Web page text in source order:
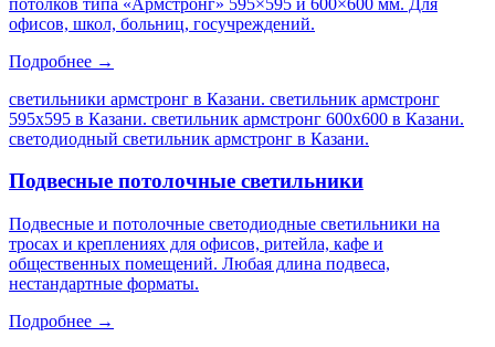
офисов, школ, больниц, госучреждений.
Подробнее →
светильники армстронг в Казани. светильник армстронг
595х595 в Казани. светильник армстронг 600х600 в Казани.
светодиодный светильник армстронг в Казани.
Подвесные потолочные светильники
Подвесные и потолочные светодиодные светильники на
тросах и креплениях для офисов, ритейла, кафе и
общественных помещений. Любая длина подвеса,
нестандартные форматы.
Подробнее →